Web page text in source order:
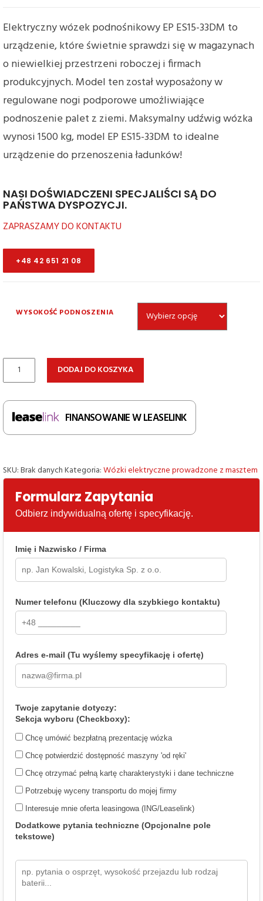
Elektryczny wózek podnośnikowy EP ES15-33DM to
urządzenie, które świetnie sprawdzi się w magazynach
o niewielkiej przestrzeni roboczej i firmach
produkcyjnych. Model ten został wyposażony w
regulowane nogi podporowe umożliwiające
podnoszenie palet z ziemi. Maksymalny udźwig wózka
wynosi 1500 kg, model EP ES15-33DM to idealne
urządzenie do przenoszenia ładunków!
NASI DOŚWIADCZENI SPECJALIŚCI SĄ DO
PAŃSTWA DYSPOZYCJI.
ZAPRASZAMY DO KONTAKTU
+48 42 651 21 08
WYSOKOŚĆ PODNOSZENIA
ilość
podnośnikowy
ES15-
DODAJ DO KOSZYKA
FINANSOWANIE W LEASELINK
SKU:Brak danychKategoria:Wózki elektryczne prowadzone z masztem
Formularz Zapytania
Odbierz indywidualną ofertę i specyfikację.
Imię i Nazwisko / Firma
Numer telefonu (Kluczowy dla szybkiego kontaktu)
Adres e-mail (Tu wyślemy specyfikację i ofertę)
Twoje zapytanie dotyczy:
Sekcja wyboru (Checkboxy):
Chcę umówić bezpłatną prezentację wózka
Chcę potwierdzić dostępność maszyny 'od ręki'
Chcę otrzymać pełną kartę charakterystyki i dane techniczne
Potrzebuję wyceny transportu do mojej firmy
Interesuje mnie oferta leasingowa (ING/Leaselink)
Dodatkowe pytania techniczne (Opcjonalne pole
tekstowe)